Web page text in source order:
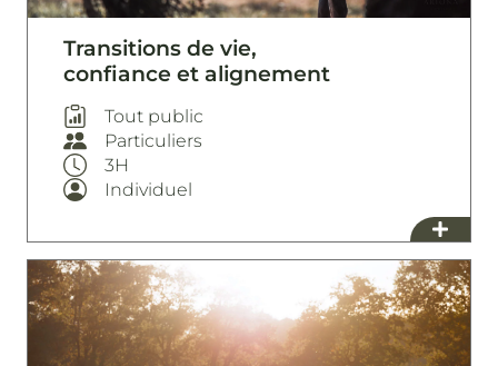
Transitions de vie,
confiance et alignement
Tout public
Particuliers
3H
Individuel